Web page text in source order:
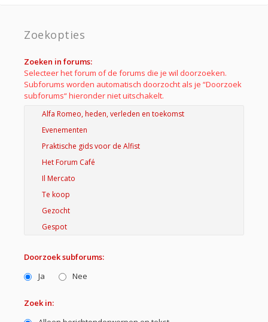
Zoekopties
Zoeken in forums:
Selecteer het forum of de forums die je wil doorzoeken.
Subforums worden automatisch doorzocht als je “Doorzoek
subforums“ hieronder niet uitschakelt.
Doorzoek subforums:
Ja
Nee
Zoek in: